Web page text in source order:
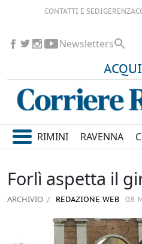
CONTATTI E SEDIGERENZA
Newsletters
RIMINI RAVENNA
Forlì aspetta il
ARCHIVIO REDAZIONE WEB 08